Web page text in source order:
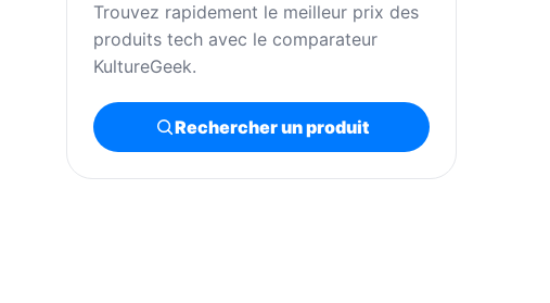
Trouvez rapidement le meilleur prix des
produits tech avec le comparateur
KultureGeek.
Rechercher un produit